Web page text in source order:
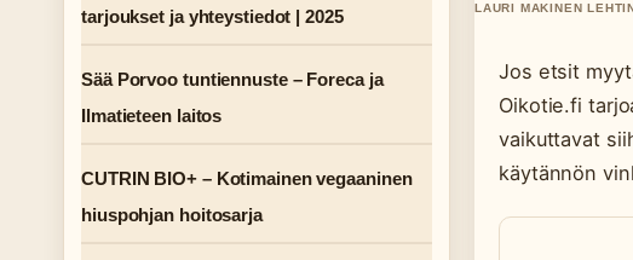
LAURI MAKINEN
Jos etsit
Oikotie.fi
vaikuttavat
käytännön
tarjoukset ja yhteystiedot | 2025
Sää Porvoo tuntiennuste – Foreca ja
Ilmatieteen laitos
CUTRIN BIO+ – Kotimainen vegaaninen
hiuspohjan hoitosarja